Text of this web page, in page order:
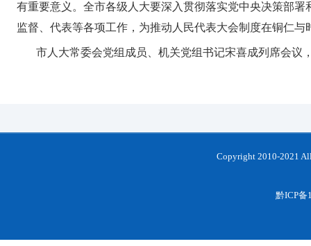
有重要意义。全市各级人大要深入贯彻落实党中央决策部
监督、代表等各项工作，为推动人民代表大会制度在铜仁
市人大常委会党组成员、机关党组书记宋喜成列席会
Copyright 2010-2021
黔ICP备